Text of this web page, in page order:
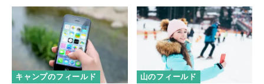
キャンプのフィールド 山のフィールド